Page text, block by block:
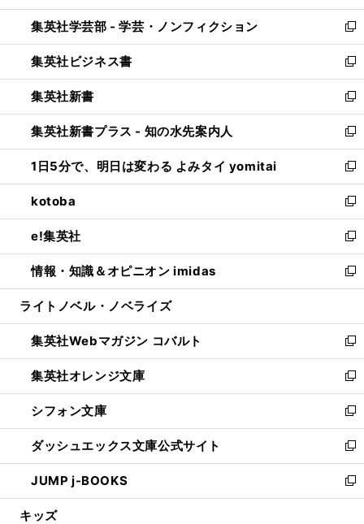
開
く
ウ
で
開
く
ン
ド
ウ
で
開
く
ウ
ィ
ン
ド
ウ
で
開
く
集英社学芸部 - 学芸・ノンフィクション
新
し
い
ウ
ィ
ン
ド
ウ
で
開
く
集英社ビジネス書
新
し
い
ウ
ィ
ン
ド
ウ
で
開
く
集英社新書
新
し
い
ウ
ィ
ン
ド
ウ
で
開
く
集英社新書プラス - 知の水先案内人
新
し
い
ウ
ィ
ン
ド
ウ
で
開
1日5分で、明日は変わる よみタイ yomitai
新
し
い
ウ
ィ
ン
ド
ウ
開
く
kotoba
新
し
い
ウ
ィ
ン
ウ
で
開
く
e!集英社
新
し
い
ウ
ン
ド
ウ
で
開
く
情報・知識＆オピニオン imidas
新
し
ウ
ィ
ン
ド
ウ
で
開
く
ライトノベル・ノベライズ
集英社Webマガジン コバルト
新
し
い
ウ
ィ
ン
ド
ウ
で
開
集英社オレンジ文庫
新
し
い
ウ
ィ
ン
ド
ウ
シフォン文庫
新
し
い
ウ
ィ
ン
ダッシュエックス文庫公式サイト
新
し
い
ウ
JUMP j-BOOKS
新
し
キッズ